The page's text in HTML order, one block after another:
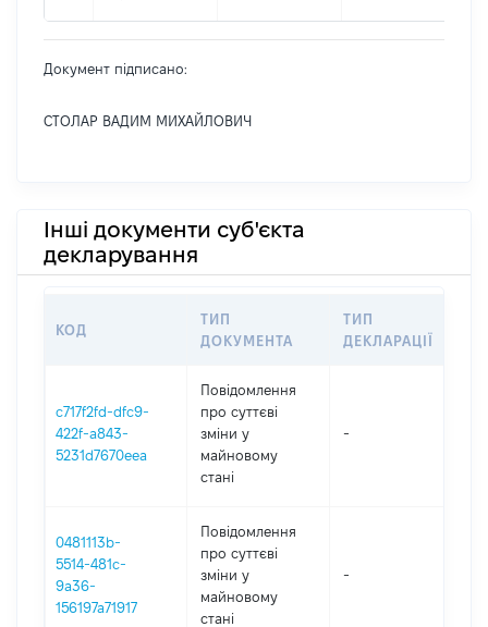
Документ підписано:
СТОЛАР ВАДИМ МИХАЙЛОВИЧ
Інші документи суб'єкта
декларування
КОД
ТИП
ДОКУМЕНТА
ТИП
ДЕКЛАРАЦІЇ
c717f2fd-dfc9-
422f-a843-
5231d7670eea
Повідомлення
про суттєві
зміни y
майновому
стані
-
0481113b-
5514-481c-
9a36-
156197a71917
Повідомлення
про суттєві
зміни y
майновому
стані
-